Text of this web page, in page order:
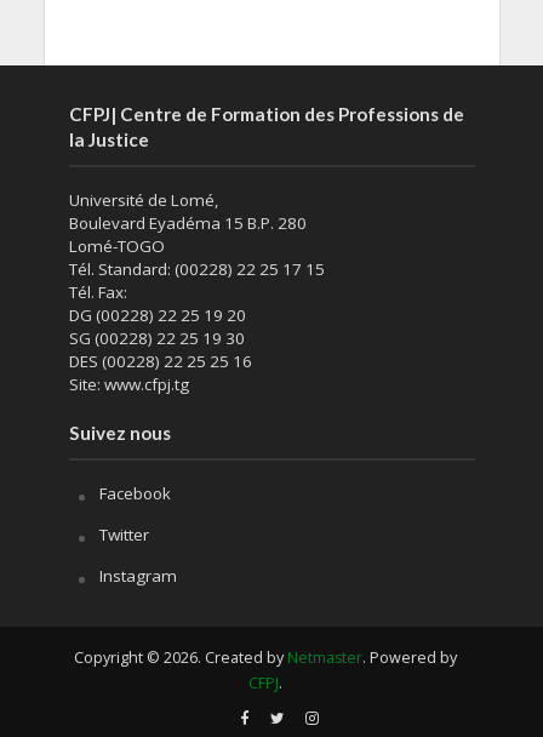
CFPJ| Centre de Formation des Professions de
la Justice
Université de Lomé,
Boulevard Eyadéma 15 B.P. 280
Lomé-TOGO
Tél. Standard: (00228) 22 25 17 15
Tél. Fax:
DG (00228) 22 25 19 20
SG (00228) 22 25 19 30
DES (00228) 22 25 25 16
Site: www.cfpj.tg
Suivez nous
Facebook
Twitter
Instagram
Copyright © 2026. Created by Netmaster. Powered by
CFPJ.